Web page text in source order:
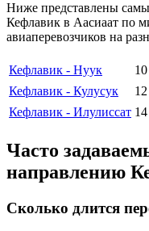
Ниже представлены
Кефлавик в Аасиаат по
авиаперевозчиков на
Кефлавик - Нуук
Кефлавик - Кулусук
Кефлавик - Илулиссат
Часто
направлению
Сколько длится